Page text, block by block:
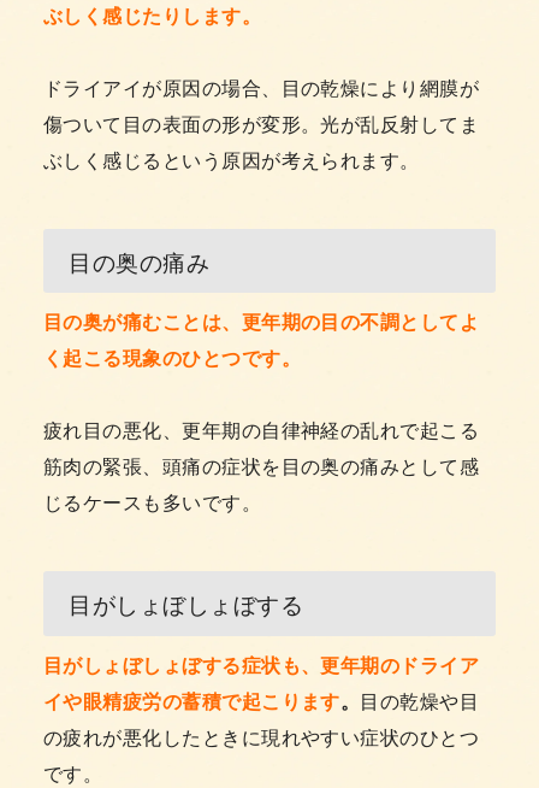
ぶしく感じたりします。
ドライアイが原因の場合、目の乾燥により網膜が
傷ついて目の表面の形が変形。光が乱反射してま
ぶしく感じるという原因が考えられます。
目の奥の痛み
目の奥が痛むことは、更年期の目の不調としてよ
く起こる現象のひとつです。
疲れ目の悪化、更年期の自律神経の乱れで起こる
筋肉の緊張、頭痛の症状を目の奥の痛みとして感
じるケースも多いです。
目がしょぼしょぼする
目がしょぼしょぼする症状も、更年期のドライア
イや眼精疲労の蓄積で起こります。 目の乾燥や目
の疲れが悪化したときに現れやすい症状のひとつ
です。